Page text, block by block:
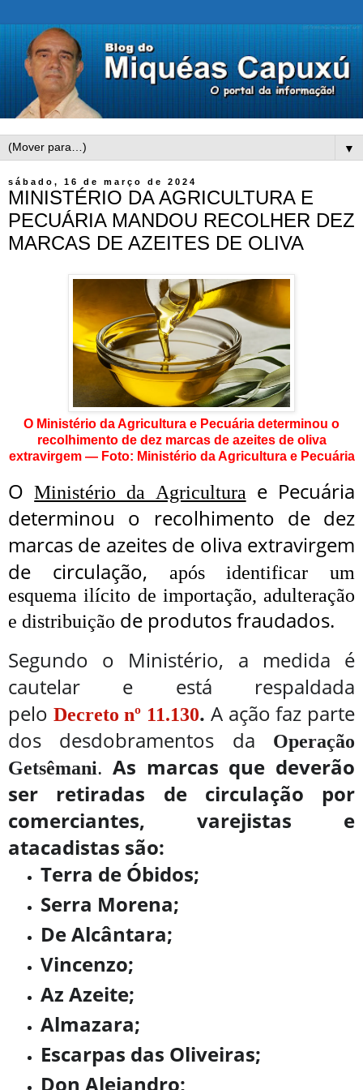
▼
sábado, 16 de março de 2024
MINISTÉRIO DA AGRICULTURA E
PECUÁRIA MANDOU RECOLHER DEZ
MARCAS DE AZEITES DE OLIVA
O Ministério da Agricultura e Pecuária determinou o
recolhimento de dez marcas de azeites de oliva
extravirgem — Foto: Ministério da Agricultura e Pecuária
OMinistério da Agriculturae Pecuária
determinou o recolhimento de dez
marcas de azeites de oliva extravirgem
de circulação,
após identificar um
esquema ilícito de importação, adulteração
e distribuição de produtos fraudados.
Segundo o Ministério, a medida é
cautelar e está respaldada
pelo Decreto nº 11.130. A ação faz parte
dos desdobramentos da
Operação
Getsêmani. As marcas que deverão
ser retiradas de circulação por
comerciantes, varejistas e
atacadistas são:
Terra de Óbidos;
Serra Morena;
De Alcântara;
Vincenzo;
Az Azeite;
Almazara;
Escarpas das Oliveiras;
Don Alejandro;